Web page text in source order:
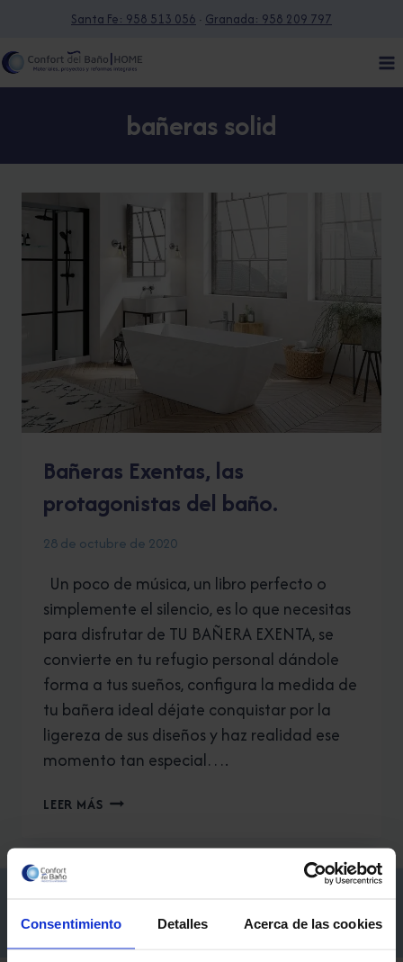
Consentimiento Detalles Acerca de las cookies
contenido
Santa Fe: 958 513 056 · Granada: 958 209 797
bañeras solid
Bañeras Exentas, las
protagonistas del baño.
28 de octubre de 2020
Un poco de música, un libro perfecto o
simplemente el silencio, es lo que necesitas
para disfrutar de TU BAÑERA EXENTA, se
convierte en tu refugio personal dándole
forma a tus sueños, configura la medida de
tu bañera ideal déjate conquistar por la
ligereza de sus diseños y haz realidad ese
momento tan especial….
LEER MÁS BAÑERAS
¡Consigue para tu reforma!
Más información